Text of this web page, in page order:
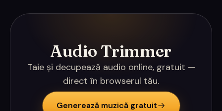
Audio Trimmer
Taie și decupează audio online, gratuit —
direct în browserul tău.
Generează muzică gratuit